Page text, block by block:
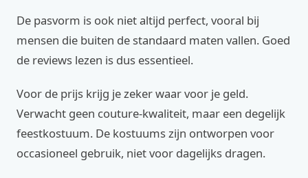
De pasvorm is ook niet altijd perfect, vooral bij
mensen die buiten de standaard maten vallen. Goed
de reviews lezen is dus essentieel.
Voor de prijs krijg je zeker waar voor je geld.
Verwacht geen couture-kwaliteit, maar een degelijk
feestkostuum. De kostuums zijn ontworpen voor
occasioneel gebruik, niet voor dagelijks dragen.